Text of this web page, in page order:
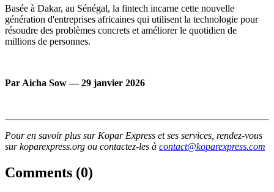
Basée à Dakar, au Sénégal, la fintech incarne cette nouvelle
génération d'entreprises africaines qui utilisent la technologie pour
résoudre des problèmes concrets et améliorer le quotidien de
millions de personnes.
Par Aicha Sow — 29 janvier 2026
Pour en savoir plus sur Kopar Express et ses services, rendez-vous
sur koparexpress.org ou contactez-les à contact@koparexpress.com
Comments (0)